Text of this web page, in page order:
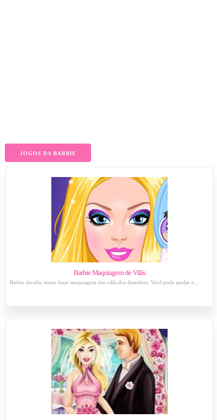
JOGOS DA BARBIE
Barbie Maquiagem de Vilãs
Barbie decidiu tentar fazer maquiagem das vilãs dos desenhos. Você pode ajudar n...